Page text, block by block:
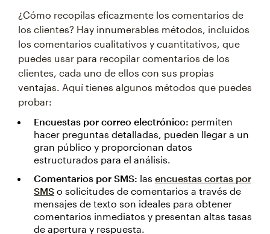
¿Cómo recopilas eficazmente los comentarios de
los clientes? Hay innumerables métodos, incluidos
los comentarios cualitativos y cuantitativos, que
puedes usar para recopilar comentarios de los
clientes, cada uno de ellos con sus propias
ventajas. Aquí tienes algunos métodos que puedes
probar:
Encuestas por correo electrónico: permiten
hacer preguntas detalladas, pueden llegar a un
gran público y proporcionan datos
estructurados para el análisis.
Comentarios por SMS: las encuestas cortas por
SMS o solicitudes de comentarios a través de
mensajes de texto son ideales para obtener
comentarios inmediatos y presentan altas tasas
de apertura y respuesta.